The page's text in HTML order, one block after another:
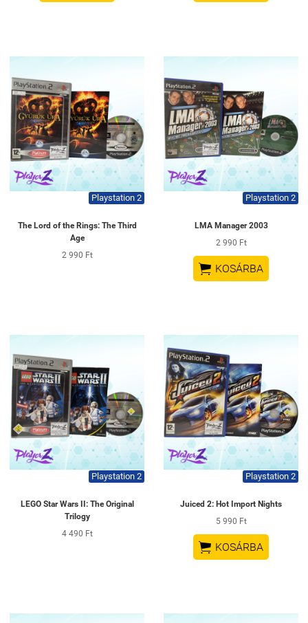
Playstation 2
The Lord of the Rings: The Third
Age
2 990 Ft
Playstation 2
LMA Manager 2003
2 990 Ft
 KOSÁRBA
Playstation 2
LEGO Star Wars II: The Original
Trilogy
4 490 Ft
Playstation 2
Juiced 2: Hot Import Nights
5 990 Ft
 KOSÁRBA